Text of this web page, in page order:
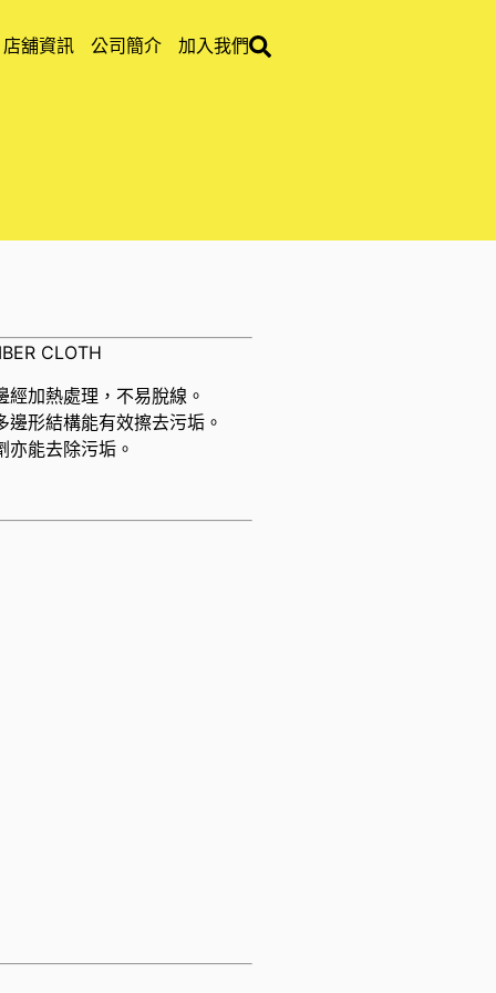
店舖資訊 公司簡介 加入我們
CLOTH
加熱處理，不易脫線。
形結構能有效擦去污垢。
能去除污垢。